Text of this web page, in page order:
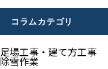
コラムカテゴリ
足場工事・建て方工事
除雪作業